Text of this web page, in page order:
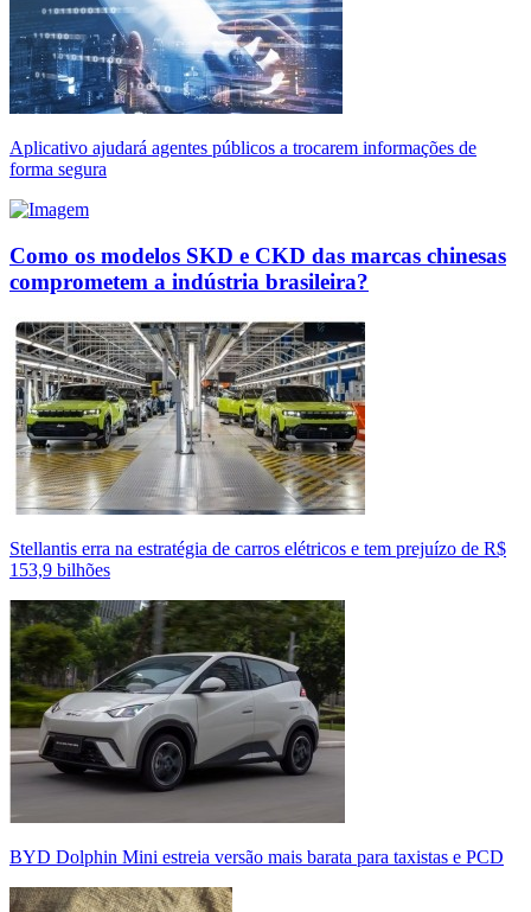
Aplicativo ajudará agentes públicos a trocarem informações de
forma segura
Como os modelos SKD e CKD das marcas chinesas
comprometem a indústria brasileira?
Stellantis erra na estratégia de carros elétricos e tem prejuízo de R$
153,9 bilhões
BYD Dolphin Mini estreia versão mais barata para taxistas e PCD